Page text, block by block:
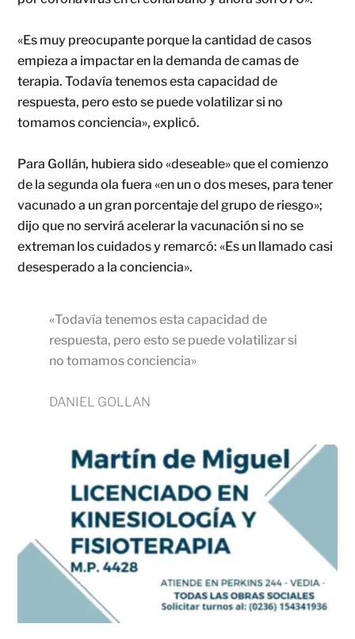
«Es muy preocupante porque la cantidad de casos
empieza a impactar en la demanda de camas de
terapia. Todavía tenemos esta capacidad de
respuesta, pero esto se puede volatilizar si no
tomamos conciencia», explicó.
Para Gollán, hubiera sido «deseable» que el comienzo
de la segunda ola fuera «en un o dos meses, para tener
vacunado a un gran porcentaje del grupo de riesgo»;
dijo que no servirá acelerar la vacunación si no se
extreman los cuidados y remarcó: «Es un llamado casi
desesperado a la conciencia».
«Todavía tenemos esta capacidad de
respuesta, pero esto se puede volatilizar si
no tomamos conciencia»
DANIEL GOLLAN